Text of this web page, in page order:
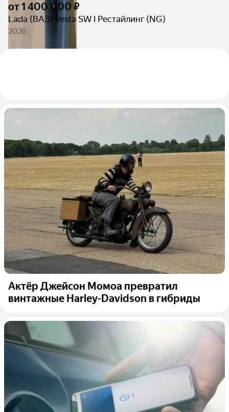
от1 400 000 ₽
Lada (ВАЗ) Vesta SW I Рестайлинг (NG)
2026
Актёр Джейсон Момоа превратил
винтажные Harley-Davidson в гибриды